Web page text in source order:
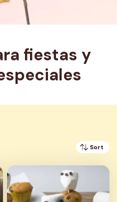
fiestas y
Sort